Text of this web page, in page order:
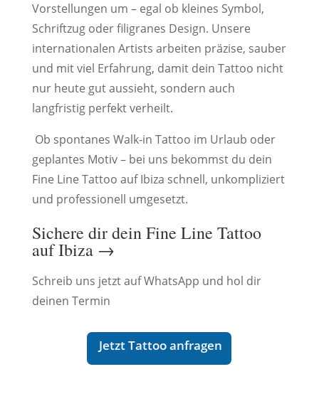
Vorstellungen um – egal ob kleines Symbol,
Schriftzug oder filigranes Design. Unsere
internationalen Artists arbeiten präzise, sauber
und mit viel Erfahrung, damit dein Tattoo nicht
nur heute gut aussieht, sondern auch
langfristig perfekt verheilt.
Ob spontanes Walk-in Tattoo im Urlaub oder
geplantes Motiv – bei uns bekommst du dein
Fine Line Tattoo auf Ibiza schnell, unkompliziert
und professionell umgesetzt.
Sichere dir dein Fine Line Tattoo
auf Ibiza →
Schreib uns jetzt auf WhatsApp und hol dir
deinen Termin
Jetzt Tattoo anfragen